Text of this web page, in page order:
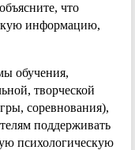
что
информацию,
обучения,
творческой
соревнования),
поддерживать
психологическую